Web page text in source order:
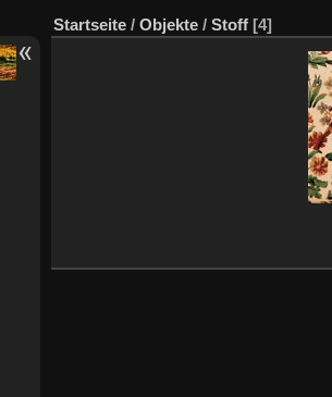
Startseite / Objekte / Stoff [4]